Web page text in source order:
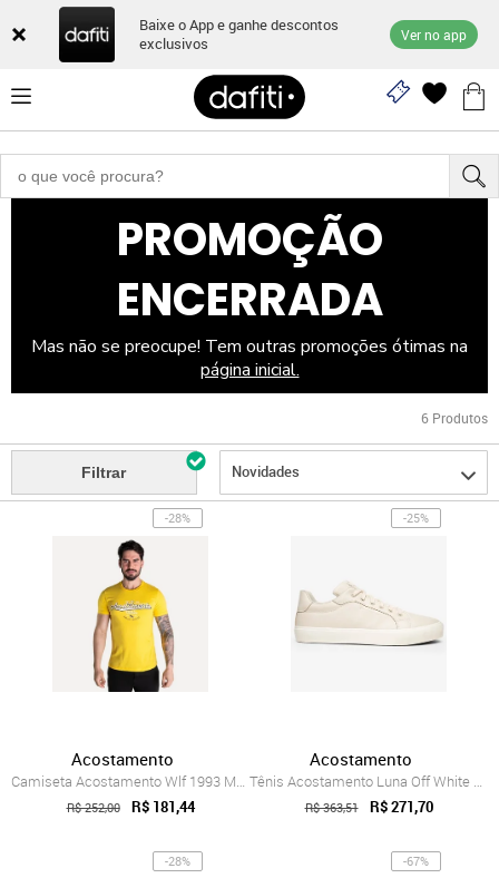
Baixe o App e ganhe descontos
exclusivos
Ver no app
PROMOÇÃO
ENCERRADA
Mas não se preocupe! Tem outras promoções ótimas na
página inicial.
6 Produtos
Filtrar Novidades
-28%
Acostamento
Camiseta Acostamento Wlf 1993 Masculina
R$ 252,00 R$ 181,44
-25%
Acostamento
Tênis Acostamento Luna Off White Masculino
R$ 363,51 R$ 271,70
-28% -67%